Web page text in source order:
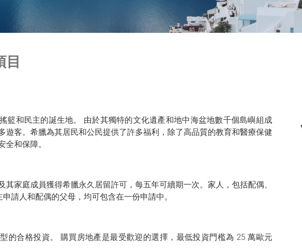
目
籃和民主的誕生地。 由於其獨特的文化遺產和地中海盆地數千個島嶼組成
遊客。希臘為其居民和公民提供了許多福利，除了高品質的教育和醫療保健
全和保障。
其家庭成員獲得希臘永久居留許可，每五年可續期一次。家人，包括配偶、
請人和配偶的父母，均可包含在一份申請中。
的合格投資。 購買房地產是最受歡迎的選擇，最低投資門檻為 25 萬歐元